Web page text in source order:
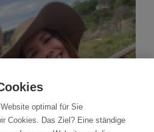
optimal für Sie
Cookies. Das Ziel? Eine ständige